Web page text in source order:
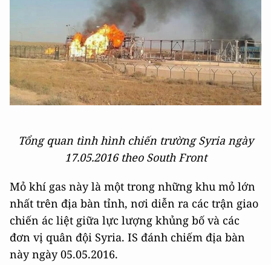
Tổng quan tình hình chiến trường Syria ngày
17.05.2016 theo South Front
Mỏ khí gas này là một trong những khu mỏ lớn
nhất trên địa bàn tỉnh, nơi diễn ra các trận giao
chiến ác liệt giữa lực lượng khủng bố và các
đơn vị quân đội Syria. IS đánh chiếm địa bàn
này ngày 05.05.2016.